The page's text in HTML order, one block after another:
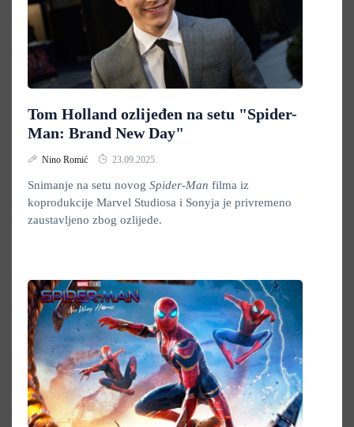
Tom Holland ozlijeđen na setu "Spider-
Man: Brand New Day"
Nino Romić 23.09.2025.
Snimanje na setu novog Spider-Man filma iz
koprodukcije Marvel Studiosa i Sonyja je privremeno
zaustavljeno zbog ozlijede.